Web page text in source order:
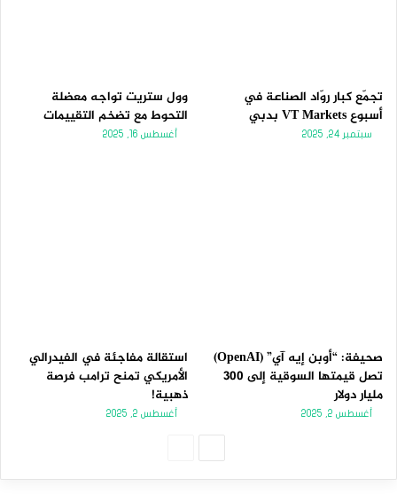
تجمّع كبار روّاد الصناعة في
أسبوع VT Markets بدبي
سبتمبر 24, 2025
وول ستريت تواجه معضلة
التحوط مع تضخم التقييمات
أغسطس 16, 2025
صحيفة: “أوبن إيه آي” (OpenAI)
تصل قيمتها السوقية إلى 300
مليار دولار
أغسطس 2, 2025
استقالة مفاجئة في الفيدرالي
الأمريكي تمنح ترامب فرصة
ذهبية!
أغسطس 2, 2025